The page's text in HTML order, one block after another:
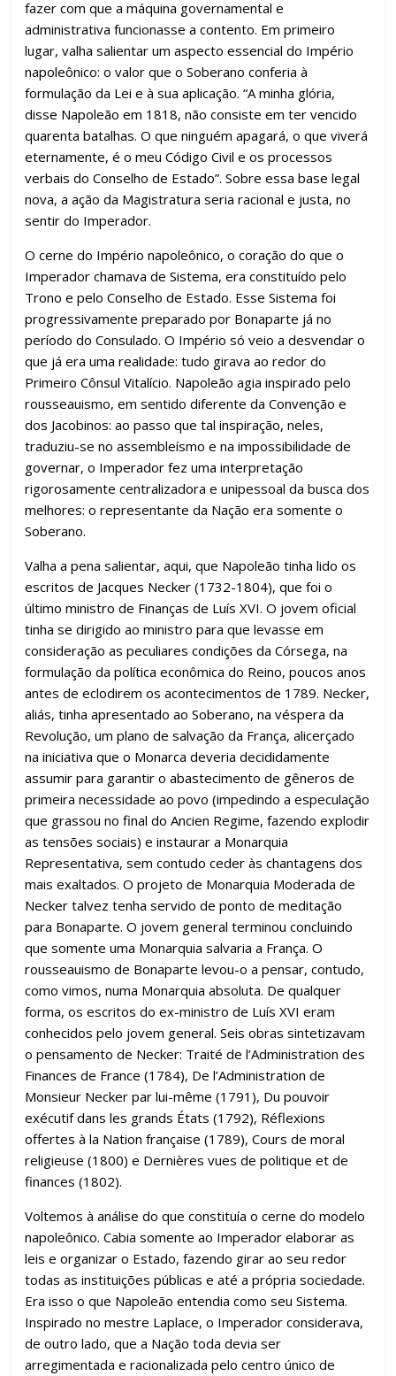
fazer com que a máquina governamental e
administrativa funcionasse a contento. Em primeiro
lugar, valha salientar um aspecto essencial do Império
napoleônico: o valor que o Soberano conferia à
formulação da Lei e à sua aplicação. “A minha glória,
disse Napoleão em 1818, não consiste em ter vencido
quarenta batalhas. O que ninguém apagará, o que viverá
eternamente, é o meu Código Civil e os processos
verbais do Conselho de Estado”. Sobre essa base legal
nova, a ação da Magistratura seria racional e justa, no
sentir do Imperador.
O cerne do Império napoleônico, o coração do que o
Imperador chamava de Sistema, era constituído pelo
Trono e pelo Conselho de Estado. Esse Sistema foi
progressivamente preparado por Bonaparte já no
período do Consulado. O Império só veio a desvendar o
que já era uma realidade: tudo girava ao redor do
Primeiro Cônsul Vitalício. Napoleão agia inspirado pelo
rousseauismo, em sentido diferente da Convenção e
dos Jacobinos: ao passo que tal inspiração, neles,
traduziu-se no assembleísmo e na impossibilidade de
governar, o Imperador fez uma interpretação
rigorosamente centralizadora e unipessoal da busca dos
melhores: o representante da Nação era somente o
Soberano.
Valha a pena salientar, aqui, que Napoleão tinha lido os
escritos de Jacques Necker (1732-1804), que foi o
último ministro de Finanças de Luís XVI. O jovem oficial
tinha se dirigido ao ministro para que levasse em
consideração as peculiares condições da Córsega, na
formulação da política econômica do Reino, poucos anos
antes de eclodirem os acontecimentos de 1789. Necker,
aliás, tinha apresentado ao Soberano, na véspera da
Revolução, um plano de salvação da França, alicerçado
na iniciativa que o Monarca deveria decididamente
assumir para garantir o abastecimento de gêneros de
primeira necessidade ao povo (impedindo a especulação
que grassou no final do Ancien Regime, fazendo explodir
as tensões sociais) e instaurar a Monarquia
Representativa, sem contudo ceder às chantagens dos
mais exaltados. O projeto de Monarquia Moderada de
Necker talvez tenha servido de ponto de meditação
para Bonaparte. O jovem general terminou concluindo
que somente uma Monarquia salvaria a França. O
rousseauismo de Bonaparte levou-o a pensar, contudo,
como vimos, numa Monarquia absoluta. De qualquer
forma, os escritos do ex-ministro de Luís XVI eram
conhecidos pelo jovem general. Seis obras sintetizavam
o pensamento de Necker: Traité de l’Administration des
Finances de France (1784), De l’Administration de
Monsieur Necker par lui-même (1791), Du pouvoir
exécutif dans les grands États (1792), Réflexions
offertes à la Nation française (1789), Cours de moral
religieuse (1800) e Dernières vues de politique et de
finances (1802).
Voltemos à análise do que constituía o cerne do modelo
napoleônico. Cabia somente ao Imperador elaborar as
leis e organizar o Estado, fazendo girar ao seu redor
todas as instituições públicas e até a própria sociedade.
Era isso o que Napoleão entendia como seu Sistema.
Inspirado no mestre Laplace, o Imperador considerava,
de outro lado, que a Nação toda devia ser
arregimentada e racionalizada pelo centro único de